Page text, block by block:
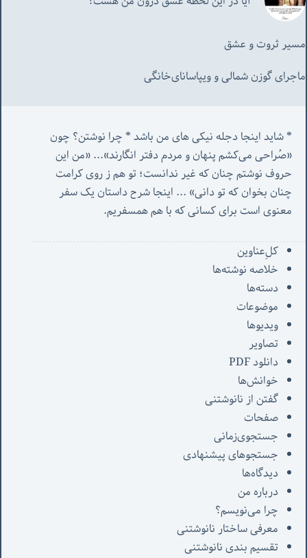
مسیر ثروت و عشق
ماجرای گوزن شمالی و‌ ویپاسانای‌خانگی
«صُراحی می‌کشم پنهان‌ و مردم‌ دفتر انگارند»... «
چنان بخوان که تو دانی» ...
معنوی است برای کسانی که با هم همسفریم.
کل‌ِعناوین
خلاصه نوشته‌ها
دسته‌ها
موضوعات
ویدیوها
تصاویر
دانلود PDF
خوانش‌ها
گفتن از نانوشتنی
صفحات
جستجوی‌زمانی
جستجوهای پیشنهادی
دیدگاه‌ها
درباره من
چرا می‌نویسم؟
معرفی‌ ساختار نانوشتنی
تقسیم بندی نانوشتنی